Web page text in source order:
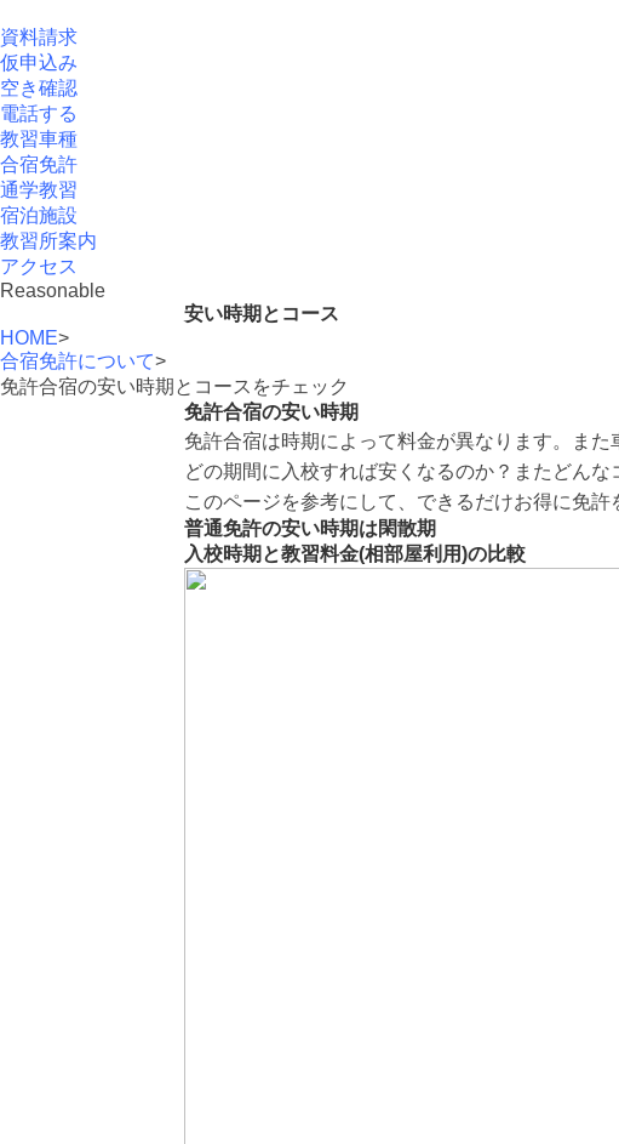
資料請求
仮申込み
空き確認
電話する
教習車種
合宿免許
通学教習
宿泊施設
教習所案内
アクセス
Reasonable
安い時期とコース
HOME>
合宿免許について>
免許合宿の安い時期とコースをチェック
免許合宿の安い時期
免許合宿は時期によって料金が異なります。また
どの期間に入校すれば安くなるのか？またどんな
このページを参考にして、できるだけお得に免
普通免許の安い時期は閑散期
入校時期と教習料金(相部屋利用)の比較